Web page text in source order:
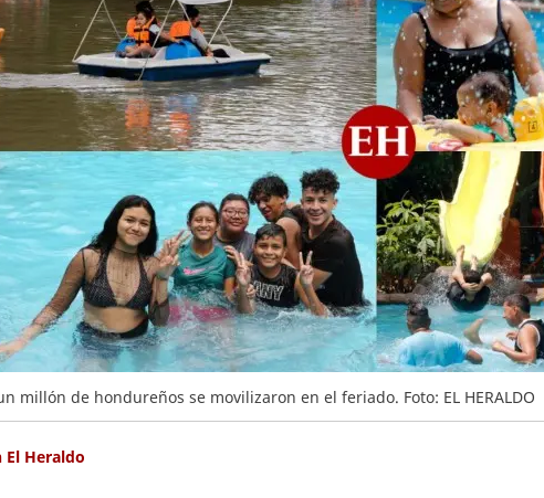
millón de hondureños se movilizaron en el feriado. Foto: EL HERALDO
El Heraldo